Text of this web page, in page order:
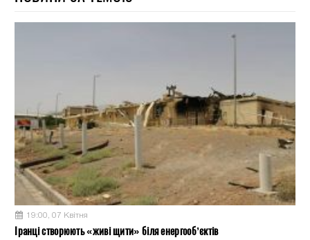
19:00, 07 Квітня
Іранці створюють «живі щити» біля енергооб’єктів